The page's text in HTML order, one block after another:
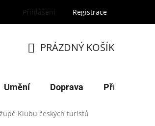
Přihlášení Registrace
KOŠÍK
PRÁZDNÝ KOŠÍK
Umění Doprava Příroda
Klubu českých turistů